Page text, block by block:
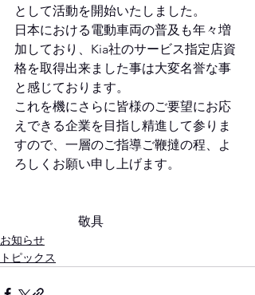
として活動を開始いたしました。
日本における電動車両の普及も年々増
加しており、Kia社のサービス指定店資
格を取得出来ました事は大変名誉な事
と感じております。
これを機にさらに皆様のご要望にお応
えできる企業を目指し精進して参りま
すので、一層のご指導ご鞭撻の程、よ
ろしくお願い申し上げます。
敬具
お知らせ
トピックス